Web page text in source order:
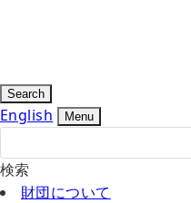
Search
English Menu
検索
財団について